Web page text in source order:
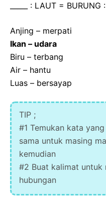
_____ : LAUT = BURUNG :
Anjing – merpati
Ikan – udara
Biru – terbang
Air – hantu
Luas – bersayap
TIP ;
#1 Temukan kata
sama untuk masing
kemudian
#2 Buat kalimat untuk
hubungan